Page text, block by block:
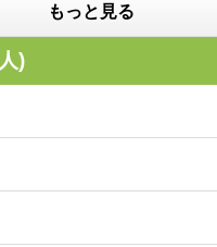
もっと見る
人)